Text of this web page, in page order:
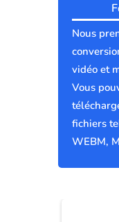
Nous
vidéo et
Vous
fichiers
WEBM,